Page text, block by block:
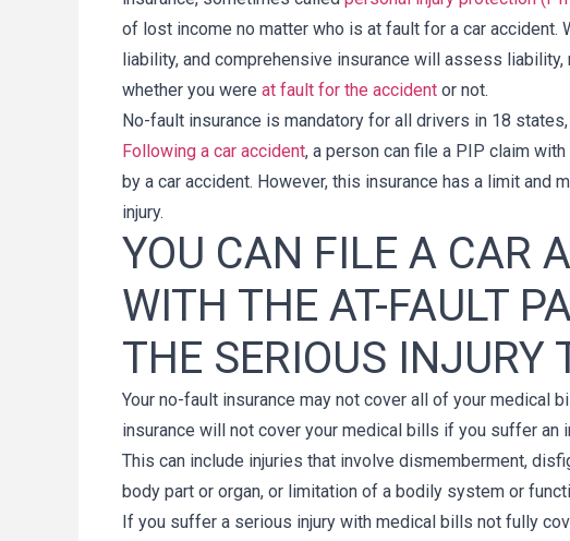
of lost income no matter who is at fault for a car
liability, and comprehensive insurance will assess
whether you were at fault for the accident or not.
No-fault insurance is mandatory for all drivers in 18
Following a car accident, a person can file a PIP claim
by a car accident. However, this insurance has a limit and
injury.
YOU CAN FILE A CAR
WITH THE AT-FAULT
THE SERIOUS INJURY
Your no-fault insurance may not cover all of your medical
insurance will not cover your medical bills if you suffer an
This can include injuries that involve dismemberment,
body part or organ, or limitation of a bodily system or
If you suffer a serious injury with medical bills not fully